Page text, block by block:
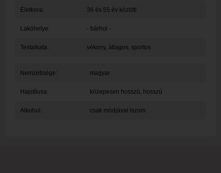
Életkora: 36 és 55 év közötti
Lakóhelye: - bárhol -
Testalkata: vékony, átlagos, sportos
Nemzetisége: magyar
Hajstílusa: közepesen hosszú, hosszú
Alkohol: csak módjával iszom